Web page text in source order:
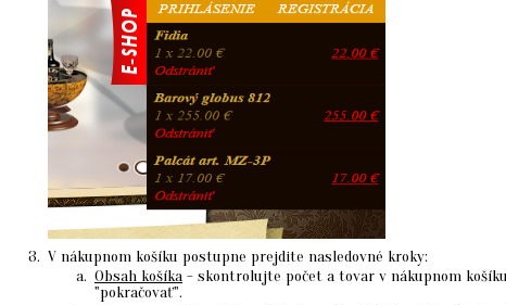
V nákupnom košíku postupne prejdite nasledovné kroky:
Obsah košíka - skontrolujte počet a tovar v nákupnom
"pokračovať".